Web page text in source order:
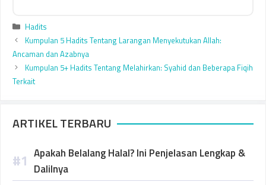
Categories
Hadits
Kumpulan 5 Hadits Tentang Larangan Menyekutukan Allah:
Ancaman dan Azabnya
Kumpulan 5+ Hadits Tentang Melahirkan: Syahid dan Beberapa Fiqih
Terkait
ARTIKEL TERBARU
Apakah Belalang Halal? Ini Penjelasan Lengkap &
Dalilnya